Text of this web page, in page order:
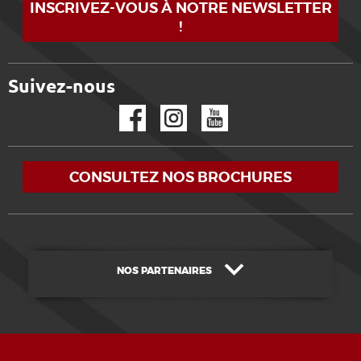
INSCRIVEZ-VOUS À NOTRE NEWSLETTER
!
Suivez-nous
CONSULTEZ NOS BROCHURES
NOS PARTENAIRES